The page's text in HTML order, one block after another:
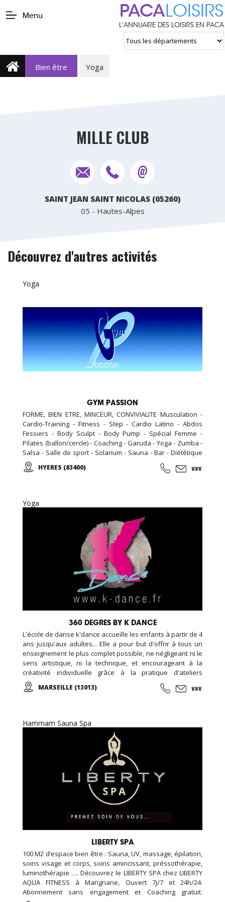
Menu PACALOISIRS
L'ANNUAIRE DES LOISIRS EN PACA
Bien être Yoga
MILLE CLUB
SAINT JEAN SAINT NICOLAS (05260)
05 - Hautes-Alpes
Découvrez d'autres activités
Yoga
GYM PASSION
FORME, BIEN ETRE, MINCEUR, CONVIVIALITE Musculation -
Cardio-Training - Fitness - Step - Cardio Latino - Abdos
Fessiers - Body Sculpt - Body Pump - Spécial Femme -
Pilates (ballon/cercle) - Coaching - Garuda - Yoga - Zumba -
Salsa - Salle de sport - Solarium - Sauna - Bar - Diététique
N'hésitez pas à nous rendre visite, la première séance est
gratuite! Pour toute inscription, l'accès au sauna est offert
HYERES (83400)
Yoga
360 DEGRES BY K DANCE
L'école de danse k'dance accueille les enfants à partir de 4
ans jusqu'aux adultes... Elle a pour but d'offrir à tous un
enseignement le plus complet possible, ne négligeant ni le
sens artistique, ni la technique, et encourageant à la
créativité individuelle grâce à la pratique d'ateliers
chorégraphiques. Cours de YOGA, PILATES, ... Cours de
danse classique, modern-jazz, hip-hop, break, ragga,
de cirque...
MARSEILLE (13013)
Hammam Sauna Spa
LIBERTY SPA
100 M2 d’espace bien être : Sauna, UV, massage, épilation,
soins visage et corps, soins amincissant, préssothérapie,
luminothérapie …. Découvrez le LIBERTY SPA chez LIBERTY
AQUA FITNESS à Marignane, Ouvert 7j/7 et 24h/24.
Abonnement sans engagement et Coaching gratuit.